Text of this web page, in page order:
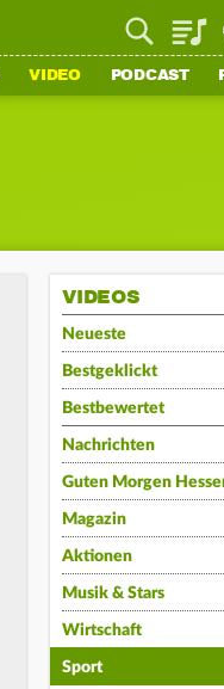
VIDEO PODCAST
VIDEOS
Neueste
Bestgeklickt
Bestbewertet
Nachrichten
Guten Morgen
Magazin
Aktionen
Musik & Stars
Wirtschaft
Sport